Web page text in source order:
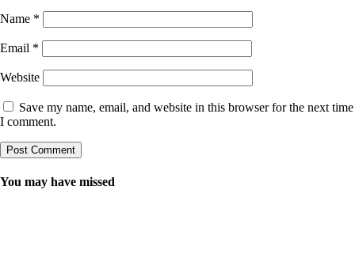
Name *
Email *
Website
Save my name, email, and website in this browser for the next time
I comment.
You may have missed